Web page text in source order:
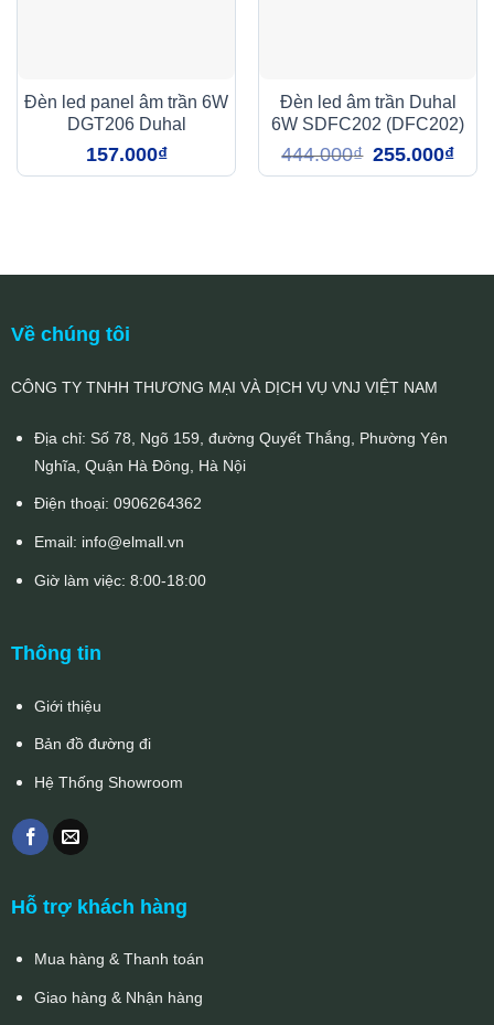
Đèn led panel âm trần 6W
DGT206 Duhal
157.000₫
Đèn led âm trần Duhal
6W SDFC202 (DFC202)
444.000₫ Giá
gốc
là:
255.000₫Giá
tại
Về chúng tôi
CÔNG TY TNHH THƯƠNG MẠI VÀ DỊCH VỤ VNJ VIỆT NAM
Địa chỉ: Số 78, Ngõ 159, đường Quyết Thắng, Phường Yên
Nghĩa, Quận Hà Đông, Hà Nội
Điện thoại: 0906264362
Email: info@elmall.vn
Giờ làm việc: 8:00-18:00
Thông tin
Giới thiệu
Bản đồ đường đi
Hệ Thống Showroom
Hỗ trợ khách hàng
Mua hàng & Thanh toán
Giao hàng & Nhận hàng